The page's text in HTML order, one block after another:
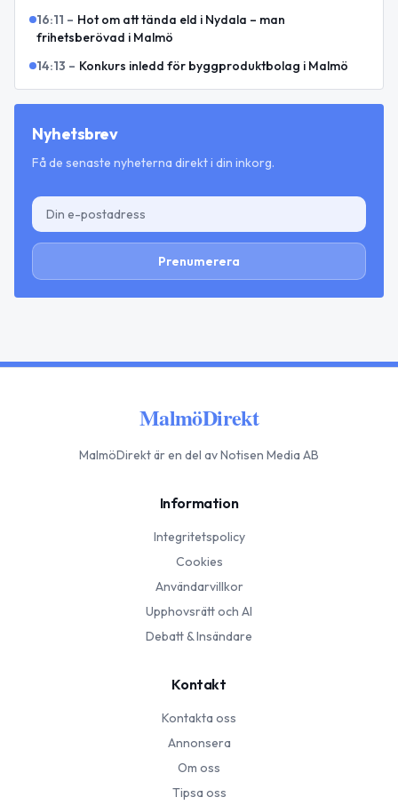
16:11 – Hot om att tända eld i Nydala – man
frihetsberövad i Malmö
14:13 – Konkurs inledd för byggproduktbolag i Malmö
Nyhetsbrev
Få de senaste nyheterna direkt i din inkorg.
Prenumerera
MalmöDirekt
MalmöDirektär en del av Notisen Media AB
Information
Integritetspolicy
Cookies
Användarvillkor
Upphovsrätt och AI
Debatt & Insändare
Kontakt
Kontakta oss
Annonsera
Om oss
Tipsa oss